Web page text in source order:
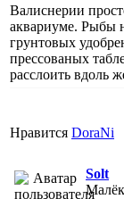
Валиснерии
аквариуме. Рыбы
грунтовых
прессованых
расслоить вдоль
Нравится DoraNi
Solt
Малёк